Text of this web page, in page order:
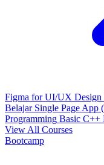
Figma for UI/UX Design
Belajar Single Page App
Programming Basic C++
View All Courses
Bootcamp